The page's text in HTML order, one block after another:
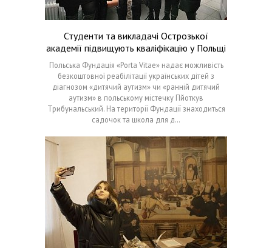
Студенти та викладачі Острозької
академії підвищують кваліфікацію у Польщі
Польська Фундація «Porta Vitae» надає можливість
безкоштовної реабілітації українських дітей з
діагнозом «дитячий аутизм» чи «ранній дитячий
аутизм» в польському містечку Пйоткув
Трибунальський. На території Фундації знаходиться
садочок та школа для д…